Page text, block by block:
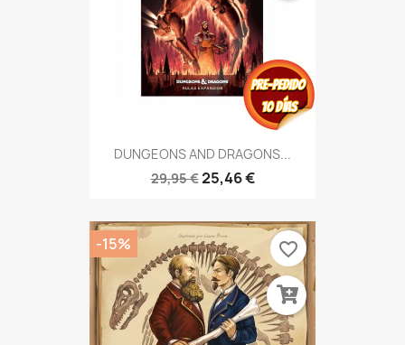
DUNGEONS AND DRAGONS...
29,95 €25,46 €
-15% favorite_border